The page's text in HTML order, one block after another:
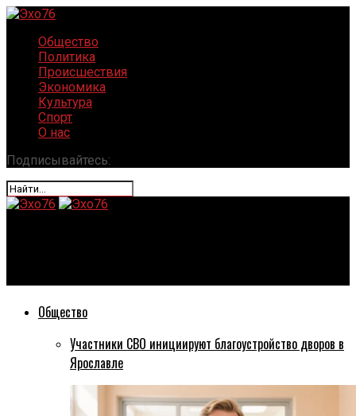
Общество
Политика
Происшествия
Экономика
Культура
Спорт
О нас
Подписывайтесь:
Общество
Участники СВО инициируют благоустройство дворов в
Ярославле